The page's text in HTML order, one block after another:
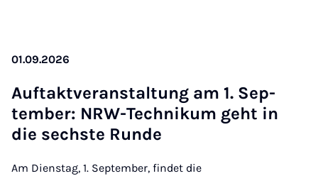
01.09.2026
Auf­takt­ver­an­stal­tung am 1. Sep­
tem­ber: NRW-Tech­ni­kum geht in
die sechs­te Run­de
Am Dienstag, 1. September, findet die